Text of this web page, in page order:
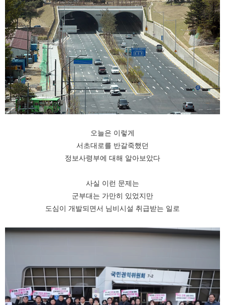
오늘은 이렇게
서초대로를 반갈죽했던
정보사령부에 대해 알아보았다
사실 이런 문제는
군부대는 가만히 있었지만
도심이 개발되면서 님비시설 취급받는 일로